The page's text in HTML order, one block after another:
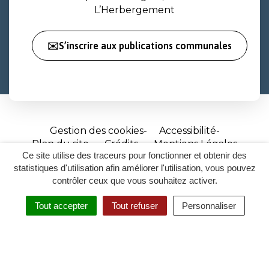
Ce site utilise des traceurs pour fonctionner et obtenir des
statistiques d'utilisation afin améliorer l'utilisation, vous pouvez
contrôler ceux que vous souhaitez activer.
Tout accepter Tout refuser Personnaliser
RECHERCHER
ACCESSIBILITÉ
L’Herbergement
✉️S’inscrire aux publications communales
Gestion des cookies
Accessibilité
Plan du site
Crédits
Mentions Légales
Site
réalisé
par
Inovagora